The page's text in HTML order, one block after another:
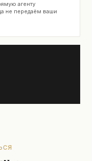
агенту
не передаём ваши